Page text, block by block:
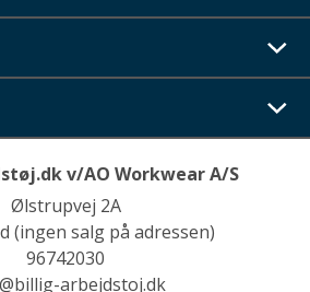
v/AO Workwear A/S
Ølstrupvej 2A
(ingen salg på adressen)
96742030
arbejdstoj.dk